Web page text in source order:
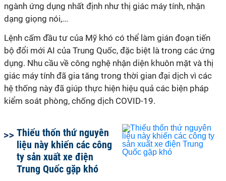
ngành ứng dụng nhất định như thị giác máy tính, nhận
dạng giọng nói,...
Lệnh cấm đầu tư của Mỹ khó có thể làm gián đoạn tiến
bộ đổi mới AI của Trung Quốc, đặc biệt là trong các ứng
dụng. Nhu cầu về công nghệ nhận diện khuôn mặt và thị
giác máy tính đã gia tăng trong thời gian đại dịch vì các
hệ thống này đã giúp thực hiện hiệu quả các biện pháp
kiểm soát phòng, chống dịch COVID-19.
Thiếu thốn thứ nguyên
liệu này khiến các công
ty sản xuất xe điện
Trung Quốc gặp khó